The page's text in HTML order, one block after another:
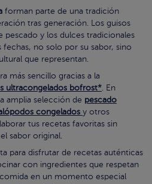
forman parte de una tradición
tras generación. Los guisos
pescado y los dulces tradicionales
fechas, no solo por su sabor, sino
que representan.
más sencillo gracias a la
ultracongelados bofrost*. En
amplia selección de pescado
congelados y otros
tus recetas favoritas sin
sabor original.
para disfrutar de recetas auténticas
con ingredientes que respetan
en un momento especial